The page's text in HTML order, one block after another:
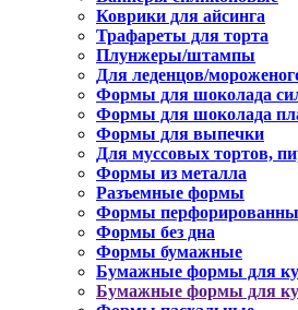
Коврики для айсинга
Трафареты для торта
Плунжеры/штампы
Для леденцов/
Формы для шоколада
Формы для шоколада
Формы для выпечки
Для муссовых тортов,
Формы из металла
Разъемные формы
Формы
Формы без дна
Формы бумажные
Бумажные формы для
Бумажные формы для